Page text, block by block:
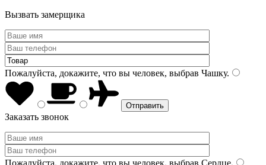
Вызвать замерщика
Пожалуйста, докажите, что вы человек, выбрав Чашку.
Заказать звонок
Пожалуйста, докажите, что вы человек, выбрав Сердце.